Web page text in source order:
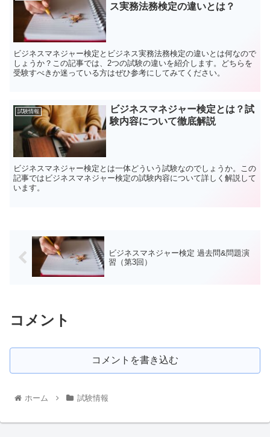
ス実務法務検定の違いとは？
ビジネスマネジャー検定とビジネス実務法務検定の違いとは何なので
しょうか？この記事では、2つの試験の違いを紹介します。どちらを
受験すべきか迷っている方はぜひ参考にしてみてください。
試験情報
ビジネスマネジャー検定とは？試
験内容について徹底解説
ビジネスマネジャー検定とは一体どういう試験なのでしょうか。この
記事ではビジネスマネジャー検定の試験内容について詳しく解説して
います。
ビジネスマネジャー検定 過去問&問題演
習（第3回）
コメント
コメントを書き込む
ホーム 試験情報